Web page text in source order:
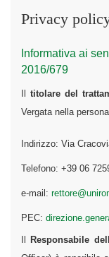
Privacy
Informativa ai
2016/679
titolare del
Vergata nella
Indirizzo: Via
Telefono: +39 06
e-mail:
PEC:
Responsabile